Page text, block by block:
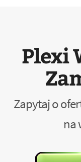
Plexi
Zapytaj o
na